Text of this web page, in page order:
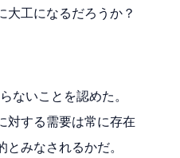
大工になるだろうか？
ないことを認めた。
対する需要は常に存在
みなされるかだ。